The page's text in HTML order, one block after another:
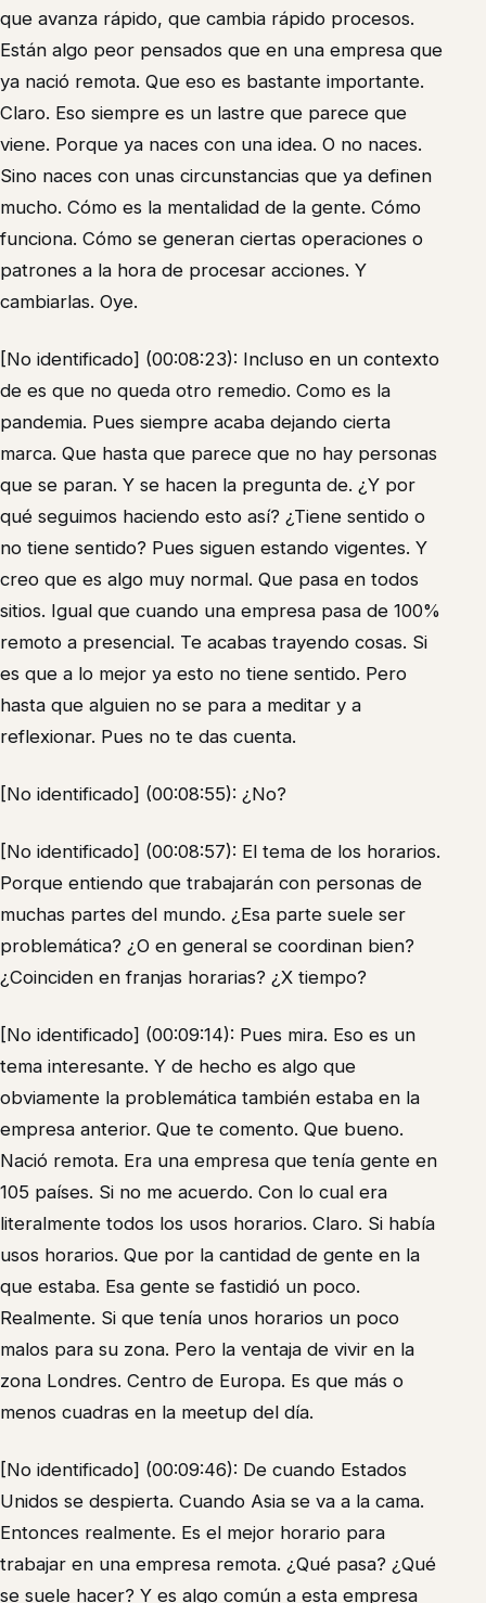
que avanza rápido, que cambia rápido procesos.
Están algo peor pensados que en una empresa que
ya nació remota. Que eso es bastante importante.
Claro. Eso siempre es un lastre que parece que
viene. Porque ya naces con una idea. O no naces.
Sino naces con unas circunstancias que ya definen
mucho. Cómo es la mentalidad de la gente. Cómo
funciona. Cómo se generan ciertas operaciones o
patrones a la hora de procesar acciones. Y
cambiarlas. Oye.
[No identificado] (00:08:23): Incluso en un contexto
de es que no queda otro remedio. Como es la
pandemia. Pues siempre acaba dejando cierta
marca. Que hasta que parece que no hay personas
que se paran. Y se hacen la pregunta de. ¿Y por
qué seguimos haciendo esto así? ¿Tiene sentido o
no tiene sentido? Pues siguen estando vigentes. Y
creo que es algo muy normal. Que pasa en todos
sitios. Igual que cuando una empresa pasa de 100%
remoto a presencial. Te acabas trayendo cosas. Si
es que a lo mejor ya esto no tiene sentido. Pero
hasta que alguien no se para a meditar y a
reflexionar. Pues no te das cuenta.
[No identificado] (00:08:55): ¿No?
[No identificado] (00:08:57): El tema de los horarios.
Porque entiendo que trabajarán con personas de
muchas partes del mundo. ¿Esa parte suele ser
problemática? ¿O en general se coordinan bien?
¿Coinciden en franjas horarias? ¿X tiempo?
[No identificado] (00:09:14): Pues mira. Eso es un
tema interesante. Y de hecho es algo que
obviamente la problemática también estaba en la
empresa anterior. Que te comento. Que bueno.
Nació remota. Era una empresa que tenía gente en
105 países. Si no me acuerdo. Con lo cual era
literalmente todos los usos horarios. Claro. Si había
usos horarios. Que por la cantidad de gente en la
que estaba. Esa gente se fastidió un poco.
Realmente. Si que tenía unos horarios un poco
malos para su zona. Pero la ventaja de vivir en la
zona Londres. Centro de Europa. Es que más o
menos cuadras en la meetup del día.
[No identificado] (00:09:46): De cuando Estados
Unidos se despierta. Cuando Asia se va a la cama.
Entonces realmente. Es el mejor horario para
trabajar en una empresa remota. ¿Qué pasa? ¿Qué
se suele hacer? Y es algo común a esta empresa